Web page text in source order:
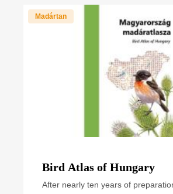
Madártan
Bird Atlas of Hungary
After nearly ten years of